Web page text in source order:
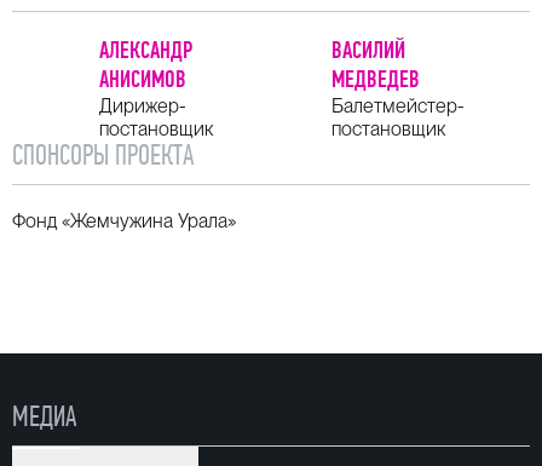
АЛЕКСАНДР
АНИСИМОВ
Дирижер-
постановщик
ВАСИЛИЙ
МЕДВЕДЕВ
Балетмейстер-
постановщик
СПОНСОРЫ ПРОЕКТА
Фонд «Жемчужина Урала»
МЕДИА